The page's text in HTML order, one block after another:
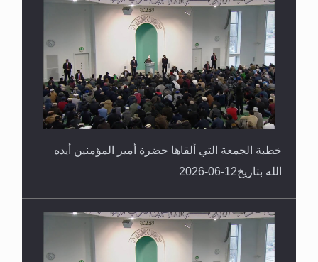
خطبة الجمعة التي ألقاها حضرة أمير المؤمنين أيده
الله بتاريخ12-06-2026